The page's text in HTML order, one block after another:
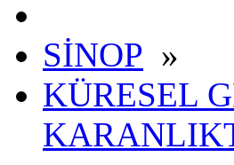
SİNOP »
KÜRESEL